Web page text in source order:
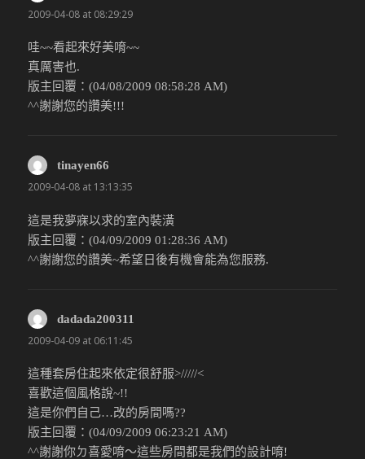
2009-04-08 at 08:29:29
哇~~看起來好美唷~~
真厲害也.
版主回覆：(04/08/2009 08:58:28 AM)
^^謝謝您的讚美!!!
tinayen66
2009-04-08 at 13:13:35
這是我夢寐以求的室內裝潢
版主回覆：(04/09/2009 01:28:36 AM)
^^謝謝您的讚美~希望日後有機會能為您服務.
dadada200311
2009-04-09 at 06:11:45
這種套房住起來依定很舒服>/////<
喜歡這個風格說~!!
這是你們自己…改的房間嗎??
版主回覆：(04/09/2009 06:23:21 AM)
^^謝謝你ㄉ喜愛唷～這些房間都是我們的設計唷!